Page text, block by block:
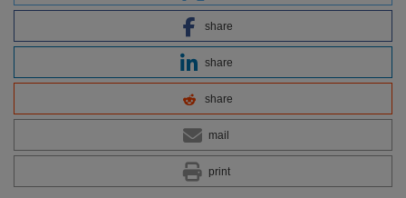
share
share
share
mail
print